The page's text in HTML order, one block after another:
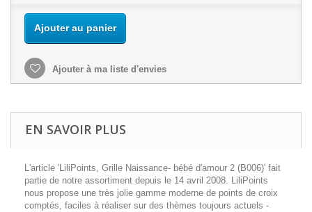
Ajouter au panier
Ajouter à ma liste d'envies
EN SAVOIR PLUS
L'article 'LiliPoints, Grille Naissance- bébé d'amour 2 (B006)' fait
partie de notre assortiment depuis le 14 avril 2008. LiliPoints
nous propose une très jolie gamme moderne de points de croix
comptés, faciles à réaliser sur des thèmes toujours actuels -